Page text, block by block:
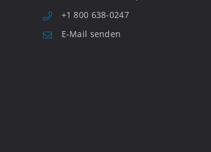
+1 800 638-0247
E-Mail senden